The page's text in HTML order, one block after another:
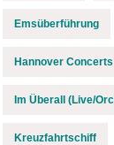
Emsüberführung
Hannover Concerts
Im Überall (Live/
Kreuzfahrtschiff